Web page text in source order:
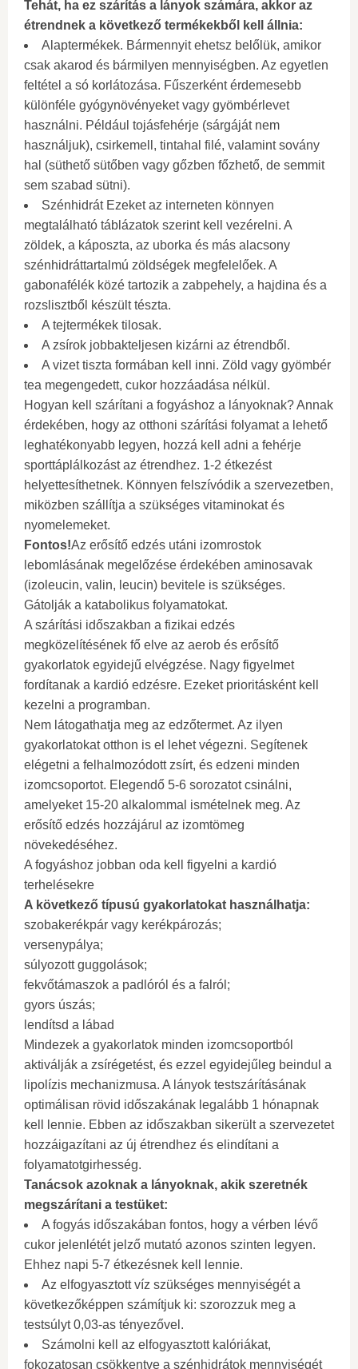
Tehát, ha ez szárítás a lányok számára, akkor az
étrendnek a következő termékekből kell állnia:
Alaptermékek. Bármennyit ehetsz belőlük, amikor
csak akarod és bármilyen mennyiségben. Az egyetlen
feltétel a só korlátozása. Fűszerként érdemesebb
különféle gyógynövényeket vagy gyömbérlevet
használni. Például tojásfehérje (sárgáját nem
használjuk), csirkemell, tintahal filé, valamint sovány
hal (süthető sütőben vagy gőzben főzhető, de semmit
sem szabad sütni).
Szénhidrát Ezeket az interneten könnyen
megtalálható táblázatok szerint kell vezérelni. A
zöldek, a káposzta, az uborka és más alacsony
szénhidráttartalmú zöldségek megfelelőek. A
gabonafélék közé tartozik a zabpehely, a hajdina és a
rozslisztből készült tészta.
A tejtermékek tilosak.
A zsírok jobbakteljesen kizárni az étrendből.
A vizet tiszta formában kell inni. Zöld vagy gyömbér
tea megengedett, cukor hozzáadása nélkül.
Hogyan kell szárítani a fogyáshoz a lányoknak? Annak
érdekében, hogy az otthoni szárítási folyamat a lehető
leghatékonyabb legyen, hozzá kell adni a fehérje
sporttáplálkozást az étrendhez. 1-2 étkezést
helyettesíthetnek. Könnyen felszívódik a szervezetben,
miközben szállítja a szükséges vitaminokat és
nyomelemeket.
Fontos!Az erősítő edzés utáni izomrostok
lebomlásának megelőzése érdekében aminosavak
(izoleucin, valin, leucin) bevitele is szükséges.
Gátolják a katabolikus folyamatokat.
A szárítási időszakban a fizikai edzés
megközelítésének fő elve az aerob és erősítő
gyakorlatok egyidejű elvégzése. Nagy figyelmet
fordítanak a kardió edzésre. Ezeket prioritásként kell
kezelni a programban.
Nem látogathatja meg az edzőtermet. Az ilyen
gyakorlatokat otthon is el lehet végezni. Segítenek
elégetni a felhalmozódott zsírt, és edzeni minden
izomcsoportot. Elegendő 5-6 sorozatot csinálni,
amelyeket 15-20 alkalommal ismételnek meg. Az
erősítő edzés hozzájárul az izomtömeg
növekedéséhez.
A fogyáshoz jobban oda kell figyelni a kardió
terhelésekre
A következő típusú gyakorlatokat használhatja:
szobakerékpár vagy kerékpározás;
versenypálya;
súlyozott guggolások;
fekvőtámaszok a padlóról és a falról;
gyors úszás;
lendítsd a lábad
Mindezek a gyakorlatok minden izomcsoportból
aktiválják a zsírégetést, és ezzel egyidejűleg beindul a
lipolízis mechanizmusa. A lányok testszárításának
optimálisan rövid időszakának legalább 1 hónapnak
kell lennie. Ebben az időszakban sikerült a szervezetet
hozzáigazítani az új étrendhez és elindítani a
folyamatotgirhesség.
Tanácsok azoknak a lányoknak, akik szeretnék
megszárítani a testüket:
A fogyás időszakában fontos, hogy a vérben lévő
cukor jelenlétét jelző mutató azonos szinten legyen.
Ehhez napi 5-7 étkezésnek kell lennie.
Az elfogyasztott víz szükséges mennyiségét a
következőképpen számítjuk ki: szorozzuk meg a
testsúlyt 0,03-as tényezővel.
Számolni kell az elfogyasztott kalóriákat,
fokozatosan csökkentve a szénhidrátok mennyiségét